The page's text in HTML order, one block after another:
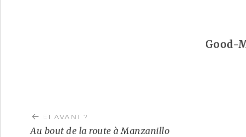
Good-
de
l’article
ET AVANT ?
Au bout de la route à Manzanillo